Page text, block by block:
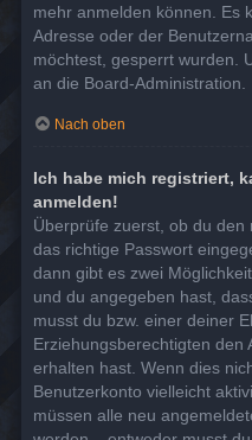
mehr anmelden können. Es
Adresse oder der
möchtest, gesperrt wurden.
an die Board-Administration.
Nach oben
Ich habe mich registriert,
anmelden!
Überprüfe zuerst, ob du
das richtige Passwort
dann gibt es zwei
und du angegeben hast,
musst du bzw. einer deiner
Erziehungsberechtigten den
erhalten hast. Wenn dies
Benutzerkonto vielleicht
müssen alle neu